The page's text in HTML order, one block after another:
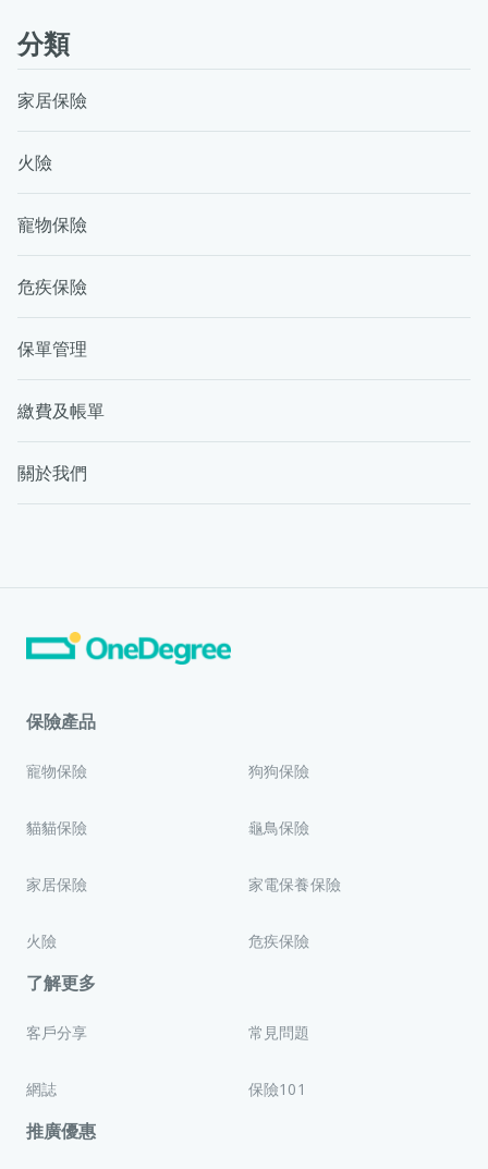
分類
家居保險
火險
寵物保險
危疾保險
保單管理
繳費及帳單
關於我們
保險產品
寵物保險 狗狗保險
貓貓保險 龜鳥保險
家居保險 家電保養保險
火險 危疾保險
了解更多
客戶分享 常見問題
網誌 保險101
推廣優惠